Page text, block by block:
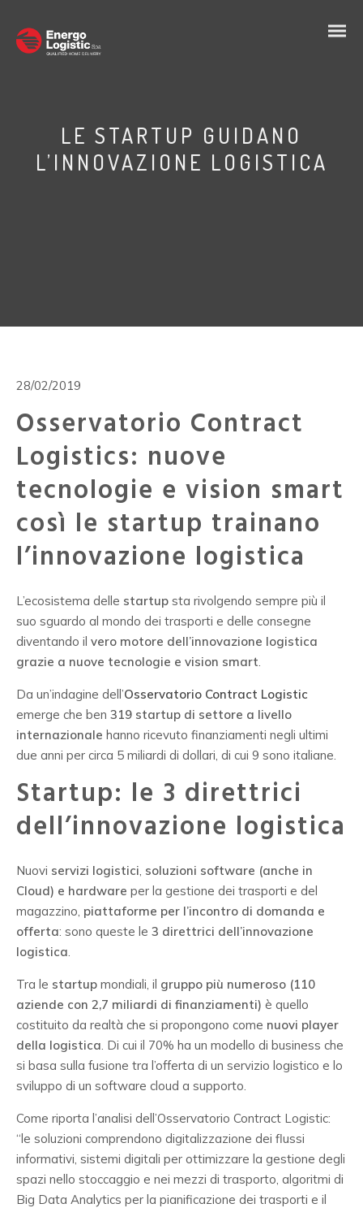
LE STARTUP GUIDANO
L’INNOVAZIONE LOGISTICA
28/02/2019
Osservatorio Contract
Logistics: nuove
tecnologie e vision smart
così le startup trainano
l’innovazione logistica
L’ecosistema delle startup sta rivolgendo sempre più il
suo sguardo al mondo dei trasporti e delle consegne
diventando il vero motore dell’innovazione logistica
grazie a nuove tecnologie e vision smart.
Da un’indagine dell’Osservatorio Contract Logistic
emerge che ben 319 startup di settore a livello
internazionale hanno ricevuto finanziamenti negli ultimi
due anni per circa 5 miliardi di dollari, di cui 9 sono italiane.
Startup: le 3 direttrici
dell’innovazione logistica
Nuovi servizi logistici, soluzioni software (anche in
Cloud) e hardware per la gestione dei trasporti e del
magazzino, piattaforme per l’incontro di domanda e
offerta: sono queste le 3 direttrici dell’innovazione
logistica.
Tra le startup mondiali, il gruppo più numeroso (110
aziende con 2,7 miliardi di finanziamenti) è quello
costituito da realtà che si propongono come nuovi player
della logistica. Di cui il 70% ha un modello di business che
si basa sulla fusione tra l’offerta di un servizio logistico e lo
sviluppo di un software cloud a supporto.
Come riporta l’analisi dell’Osservatorio Contract Logistic:
“le soluzioni comprendono digitalizzazione dei flussi
informativi, sistemi digitali per ottimizzare la gestione degli
spazi nello stoccaggio e nei mezzi di trasporto, algoritmi di
Big Data Analytics per la pianificazione dei trasporti e il